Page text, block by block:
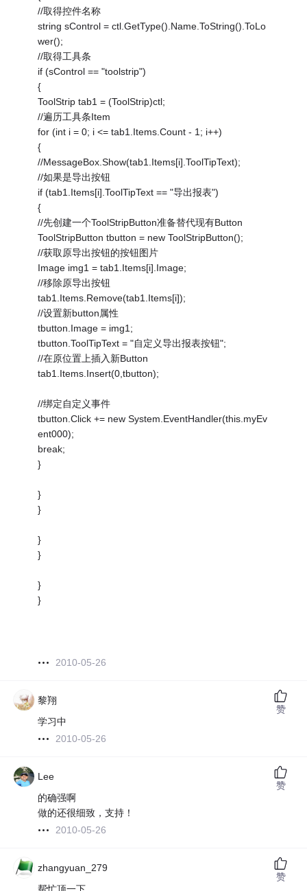
//取得控件名称
string sControl = ctl.GetType().Name.ToString().ToLo
wer();
//取得工具条
if (sControl == "toolstrip")
{
ToolStrip tab1 = (ToolStrip)ctl;
//遍历工具条Item
for (int i = 0; i <= tab1.Items.Count - 1; i++)
{
//MessageBox.Show(tab1.Items[i].ToolTipText);
//如果是导出按钮
if (tab1.Items[i].ToolTipText == "导出报表")
{
//先创建一个ToolStripButton准备替代现有Button
ToolStripButton tbutton = new ToolStripButton();
//获取原导出按钮的按钮图片
Image img1 = tab1.Items[i].Image;
//移除原导出按钮
tab1.Items.Remove(tab1.Items[i]);
//设置新button属性
tbutton.Image = img1;
tbutton.ToolTipText = "自定义导出报表按钮";
//在原位置上插入新Button
tab1.Items.Insert(0,tbutton);
//绑定自定义事件
tbutton.Click += new System.EventHandler(this.myEv
ent000);
break;
}
}
}
}
}
}
}
2010-05-26
黎翔
学习中
2010-05-26
赞
Lee
的确强啊
做的还很细致，支持！
2010-05-26
赞
zhangyuan_279
赞